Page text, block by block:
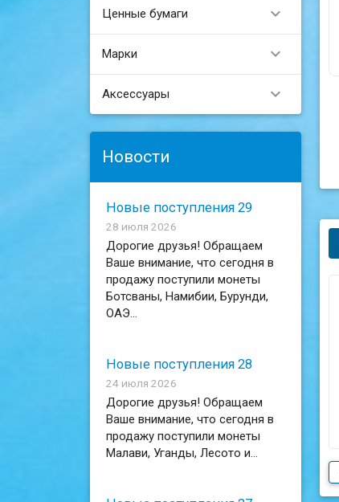
Ценные бумаги 
Марки 
Аксессуары 
Новости
Новые поступления 29
28 июля 2026
Дорогие друзья! Обращаем
Ваше внимание, что сегодня в
продажу поступили монеты
Ботсваны, Намибии, Бурунди,
ОАЭ...
Новые поступления 28
24 июля 2026
Дорогие друзья! Обращаем
Ваше внимание, что сегодня в
продажу поступили монеты
Малави, Уганды, Лесото и...